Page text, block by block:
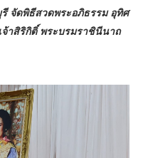
จัดพิธีสวดพระอภิธรรม อุทิศ
าสิริกิติ์ พระบรมราชินีนาถ